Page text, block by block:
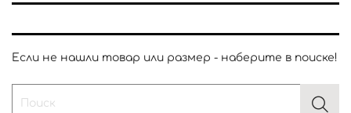
Если не нашли товар или размер - наберите в поиске!